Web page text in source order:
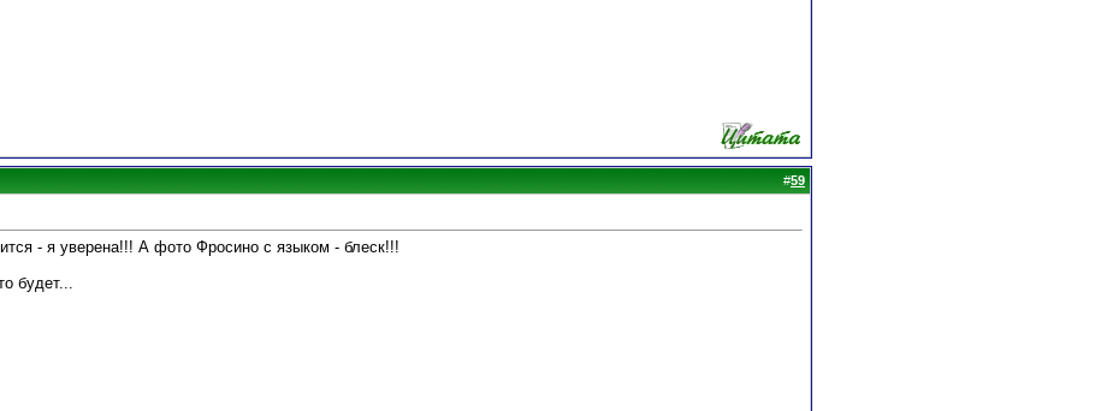
#59
- я уверена!!! А фото Фросино с языком - блеск!!!
будет...